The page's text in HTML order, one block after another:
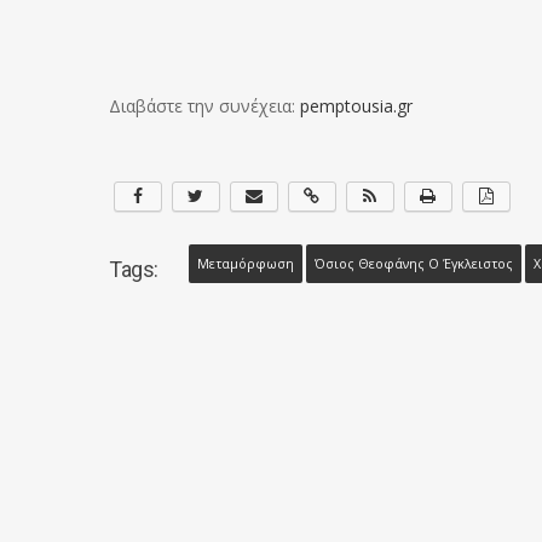
Διαβάστε την συνέχεια: pemptousia.gr
Tags: Μεταμόρφωση Όσιος Θεοφάνης Ο Έγκλειστος